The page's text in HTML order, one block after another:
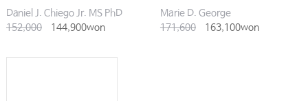
Daniel J. Chiego Jr. MS PhD
152,000
144,900won
Marie D. George
171,600
163,100won